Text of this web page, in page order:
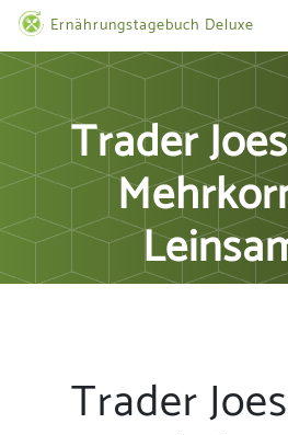
Ernährungstagebuch Deluxe
Trader
Trader